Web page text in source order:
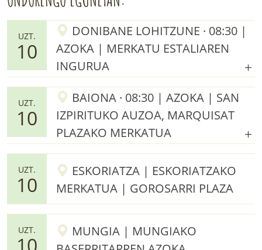
UZT.
10
DONIBANE LOHITZUNE · 08:30 |
AZOKA | MERKATU ESTALIAREN
INGURUA
UZT.
10
BAIONA · 08:30 | AZOKA | SAN
IZPIRITUKO AUZOA, MARQUISAT
PLAZAKO MERKATUA
UZT.
10
ESKORIATZA | ESKORIATZAKO
MERKATUA | GOROSARRI PLAZA
UZT.
10
MUNGIA | MUNGIAKO